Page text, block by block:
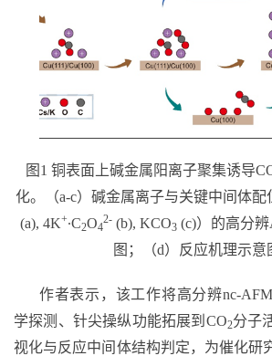
图 1 铜表面上碱金属阳离子聚集诱导
化。（a-c）碱金属离子与关键中间体配
(a), 4K+∙C2O4
2- (b), KCO3 (c)）的高分辨
图；（d）反应机理示意
作者表示，该工作将高分辨nc-AFM
学探测、针尖操纵功能拓展到 CO2分子
视化与反应中间体结构判定，为催化研